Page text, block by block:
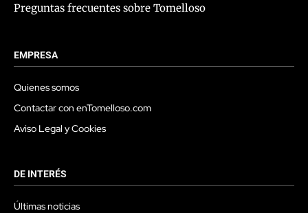
Preguntas frecuentes sobre Tomelloso
EMPRESA
Quienes somos
Contactar con enTomelloso.com
Aviso Legal y Cookies
DE INTERÉS
Últimas noticias